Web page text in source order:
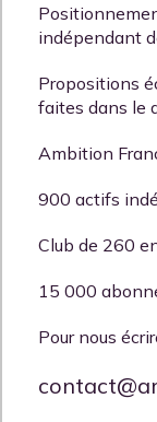
indépendant
Propositions
faites dans le
Ambition
900 actifs
Club de 260
15 000
Pour nous